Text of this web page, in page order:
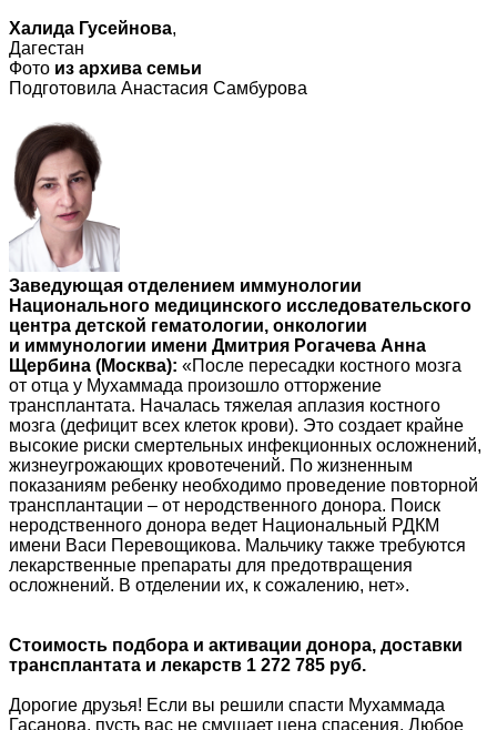
Халида Гусейнова,
Дагестан
Фото из архива семьи
Подготовила Анастасия Самбурова
Заведующая отделением иммунологии
Национального медицинского исследовательского
центра детской гематологии, онкологии
и иммунологии имени Дмитрия Рогачева Анна
Щербина (Москва): «После пересадки костного мозга
от отца у Мухаммада произошло отторжение
трансплантата. Началась тяжелая аплазия костного
мозга (дефицит всех клеток крови). Это создает крайне
высокие риски смертельных инфекционных осложнений,
жизнеугрожающих кровотечений. По жизненным
показаниям ребенку необходимо проведение повторной
трансплантации – от неродственного донора. Поиск
неродственного донора ведет Национальный РДКМ
имени Васи Перевощикова. Мальчику также требуются
лекарственные препараты для предотвращения
осложнений. В отделении их, к сожалению, нет».
Стоимость подбора и активации донора, доставки
трансплантата и лекарств 1 272 785 руб.
Дорогие друзья! Если вы решили спасти Мухаммада
Гасанова, пусть вас не смущает цена спасения. Любое